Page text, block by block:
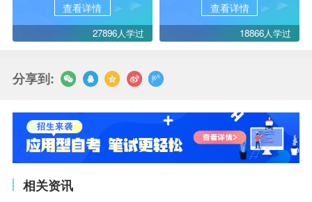
查看详情
27896人学过
查看详情
18866人学过
分享到:
相关资讯